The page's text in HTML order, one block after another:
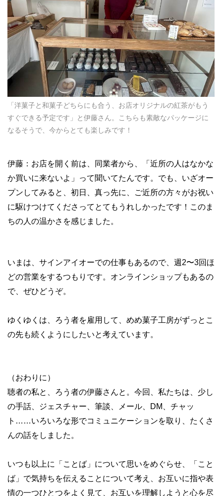
「洋菓子と和菓子どちらにも合う、お店オリジナルの紅茶がもう
すぐできる予定です」と伊藤さん。こちらも素敵なパッケージに
なるそうで、今からとても楽しみです！
伊藤：お店を開く前は、同業者から、「近所の人はなかな
か買いに来ないよ」って聞いてたんです。でも、いざオー
プンしてみると、初日、真っ先に、ご近所の方々がお祝い
に駆けつけてくださってとてもうれしかったです！このま
ちの人の温かさを感じました。
いまは、サインアイオーでの仕事もあるので、週2〜3回ほ
どの営業をするつもりです。オンラインショップもあるの
で、ぜひどうぞ。
ゆくゆくは、ろう者を雇用して、めめ菓子工房がずっとこ
の先も続くようにしたいと考えています。
（おわりに）
聴者の私と、ろう者の伊藤さんと。今回、私たちは、少し
の手話、ジェスチャー、筆談、メール、DM、チャッ
ト……いろいろな形でコミュニケーションを取り、たくさ
んの話をしました。
いつも以上に「ことば」について思いをめぐらせ、「こと
ば」で気持ちを伝えることについて考え、お互いに指や表
情の一つひとつをよく見て、お互いを理解しようと心を尽